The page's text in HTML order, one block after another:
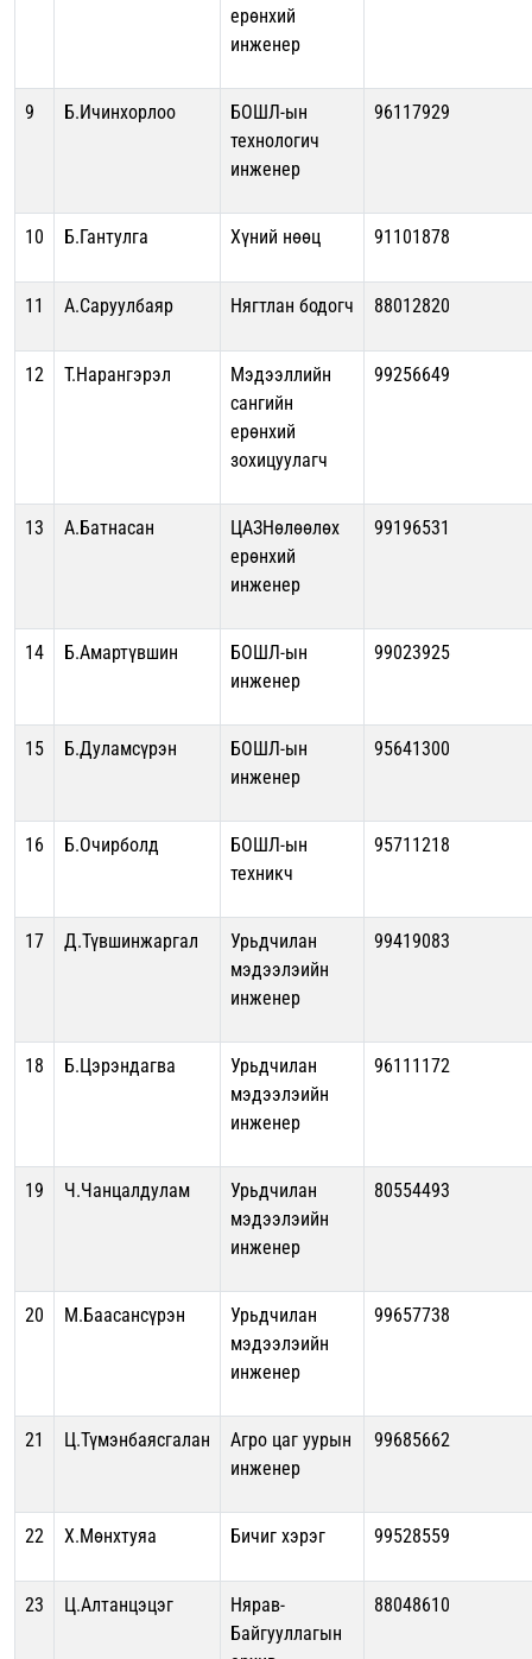
ерөнхий
инженер
9 Б.Ичинхорлоо
БОШЛ-ын
технологич
инженер
96117929
10 Б.Гантулга Хүний нөөц 91101878
11 А.Саруулбаяр Нягтлан бодогч 88012820
12 Т.Нарангэрэл
Мэдээллийн
сангийн
ерөнхий
зохицуулагч
99256649
13 А.Батнасан
ЦАЗНөлөөлөх
ерөнхий
инженер
99196531
14 Б.Амартүвшин
БОШЛ-ын
инженер
99023925
15 Б.Дуламсүрэн
БОШЛ-ын
инженер
95641300
16 Б.Очирболд
БОШЛ-ын
техникч
95711218
17 Д.Түвшинжаргал
Урьдчилан
мэдээлэийн
инженер
99419083
18 Б.Цэрэндагва
Урьдчилан
мэдээлэийн
инженер
96111172
19 Ч.Чанцалдулам
Урьдчилан
мэдээлэийн
инженер
80554493
20 М.Баасансүрэн
Урьдчилан
мэдээлэийн
инженер
99657738
21 Ц.Түмэнбаясгалан
Агро цаг уурын
инженер
99685662
22 Х.Мөнхтуяа Бичиг хэрэг 99528559
23 Ц.Алтанцэцэг
Нярав-
Байгууллагын
88048610